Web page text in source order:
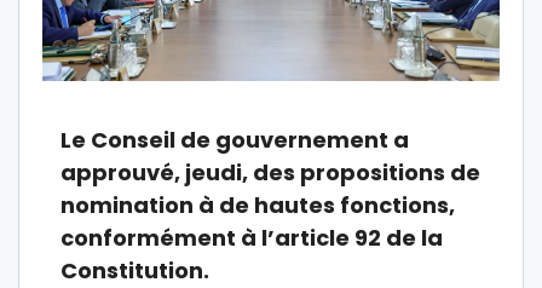
Le Conseil de gouvernement a
approuvé, jeudi, des propositions de
nomination à de hautes fonctions,
conformément à l’article 92 de la
Constitution.